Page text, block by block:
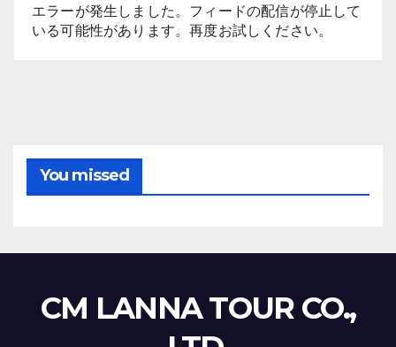
エラーが発生しました。フィードの配信が停止して
いる可能性があります。再度お試しください。
You missed
CM LANNA TOUR CO.,